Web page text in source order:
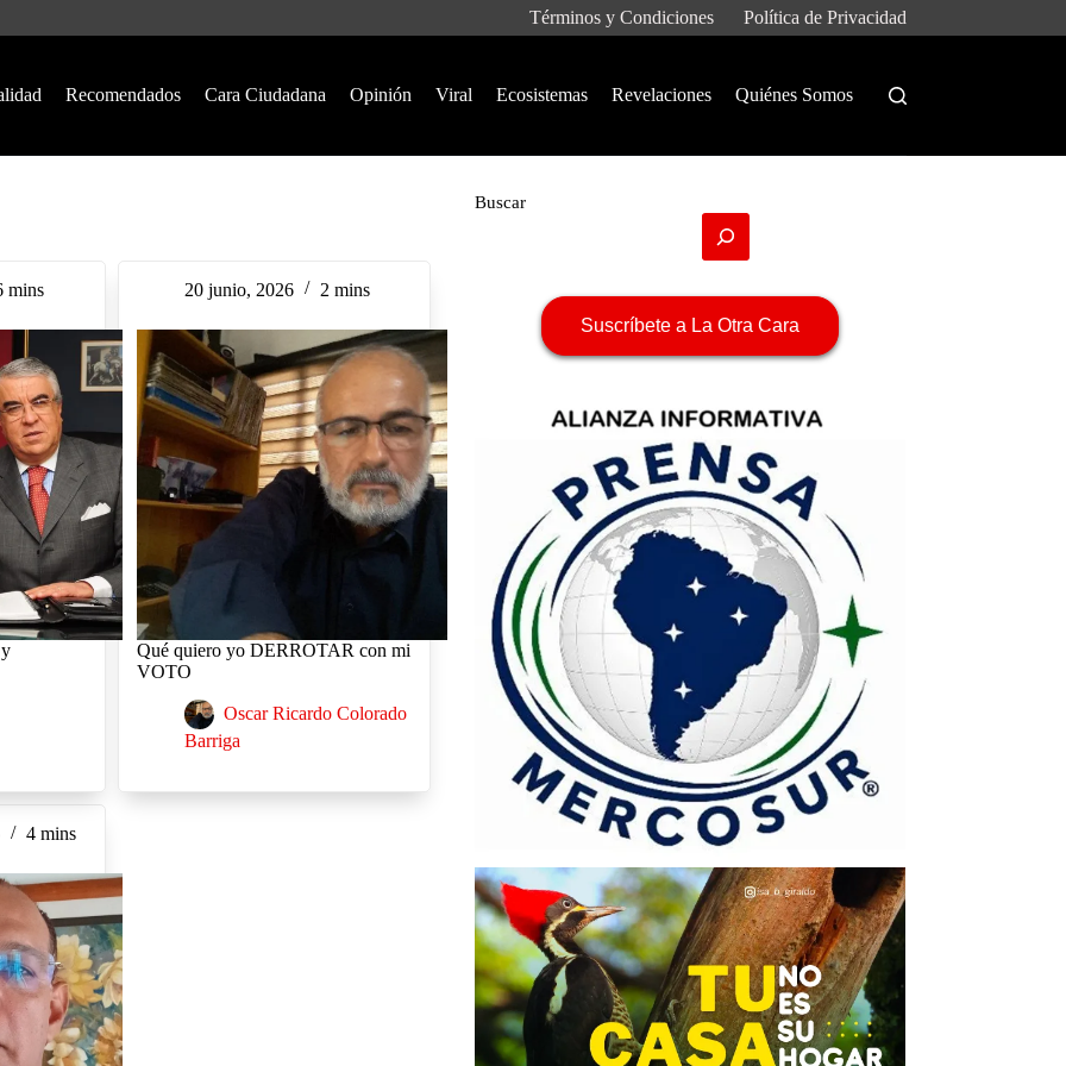
Términos y Condiciones Política de Privacidad
Recomendados Cara Ciudadana Opinión Viral Ecosistemas Revelaciones Quiénes Somos
mins 20 junio, 2026 2 mins
Qué quiero yo DERROTAR con mi
VOTO
Oscar Ricardo Colorado
Barriga
4 mins
Buscar
Suscríbete a La Otra Cara